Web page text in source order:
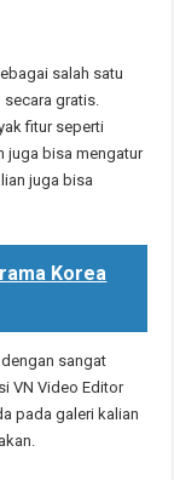
salah satu
gratis.
fitur seperti
juga bisa mengatur
juga bisa
Korea
sangat
VN Video Editor
pada galeri kalian